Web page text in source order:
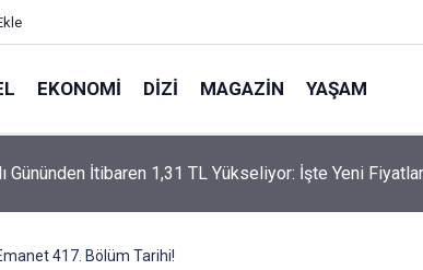
EKONOMI DIZI MAGAZIN YAŞAM
“Bozkırın Tezenesi” Lakabını Kim Verdi? Beyaz’la Joker
Merak Edildi
417. Bölüm Tarihi!